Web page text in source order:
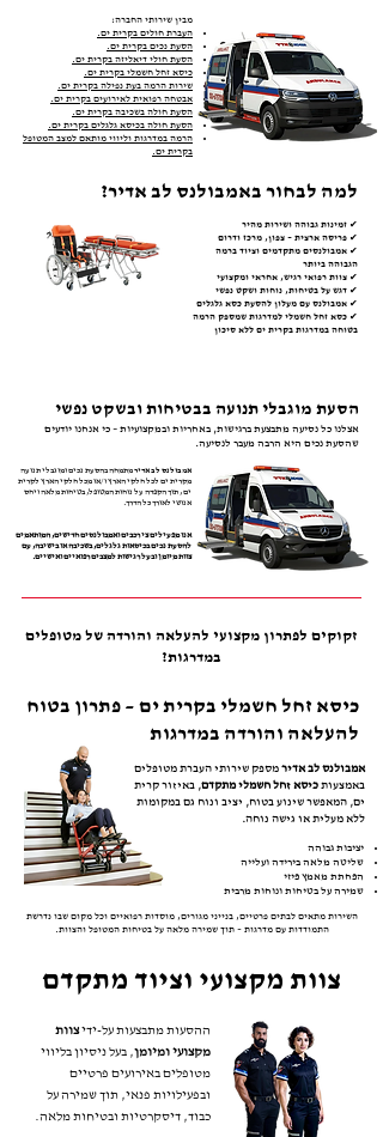
מבין שירותי החברה:
העברת חולים בקרית ים.
הסעת נכים בקרית ים.
הסעת חולי דיאליזה בקרית ים.
כיסא זחל חשמלי בקרית ים.
שירות הרמה בעת נפילה בקרית ים.
אבטחה רפואית לאירועים בקרית ים.
הסעת חולה בשכיבה בקרית ים.
הסעת חולה בכיסא גלגלים בקרית ים.
הרמה במדרגות וליווי מותאם למצב המטופל
בקרית ים.
למה לבחור באמבולנס לב אדיר?
✔ זמינות גבוהה ושירות מהיר
✔ פריסה ארצית – צפון, מרכז ודרום
✔ אמבולנסים מתקדמים וציוד ברמה
הגבוהה ביותר
✔ צוות רפואי רגיש, אחראי ומקצועי
✔ דגש על בטיחות, נוחות ושקט נפשי
✔ אמבולנס עם מעלון להסעת כסא גלגלים
✔ כסא זחל חשמלי למדרגות שמספק הרמה
בטוחה במדרגות בקרית ים ללא סיכון
הסעת מוגבלי תנועה בבטיחות ובשקט נפשי
אצלנו כל נסיעה מתבצעת ברגישות, באחריות ובמקצועיות – כי אנחנו יודעים
שהסעת נכים היא הרבה מעבר לנסיעה.
אמבולנס לב אדירמתמחה בהסעת נכים ומוגבלי תנועה
מקרית ים לכל חלקי הארץ ו/או מכל חלקי הארץ לקרית
ים , תוך הקפדה על נוחות המטופל, בטיחות מלאה ויחס
אנושי לאורך כל הדרך.
אנו מפעילים צי רכבים ואמבולנסים חדישים, המותאמים
להסעת נכים בכיסאות גלגלים, בשכיבה או בישיבה, עם
צוות מיומן ובעל רגישות למצבים רפואיים ואישיים.
זקוקים לפתרון מקצועי להעלאה והורדה של מטופלים
במדרגות?
כיסא זחל חשמלי בקרית ים – פתרון בטוח
להעלאה והורדה במדרגות
אמבולנס לב אדיר מספק שירותי העברת מטופלים
באמצעות כיסא זחל חשמלי מתקדם, באיזור קרית
ים, המאפשר שינוע בטוח, יציב ונוח גם במקומות
ללא מעלית או גישה נוחה.
יציבות גבוהה
שליטה מלאה בירידה ועלייה
הפחתת מאמץ פיזי
שמירה על בטיחות ונוחות מרבית
השירות מתאים לבתים פרטיים, בנייני מגורים, מוסדות רפואיים וכל מקום שבו נדרשת
התמודדות עם מדרגות – תוך שמירה מלאה על בטיחות המטופל והצוות.
צוות מקצועי וציוד מתקדם
ההסעות מתבצעות על-ידיצוות
מקצועי ומיומן, בעל ניסיון בליווי
מטופלים באירועים פרטיים
ובפעילויות פנאי, תוך שמירה על
כבוד, דיסקרטיות ובטיחות מלאה.